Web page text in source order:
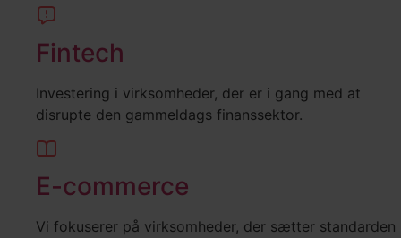
Fintech
Investering i virksomheder, der er i gang med at
disrupte den gammeldags finanssektor.
E-commerce
Vi fokuserer på virksomheder, der sætter standarden